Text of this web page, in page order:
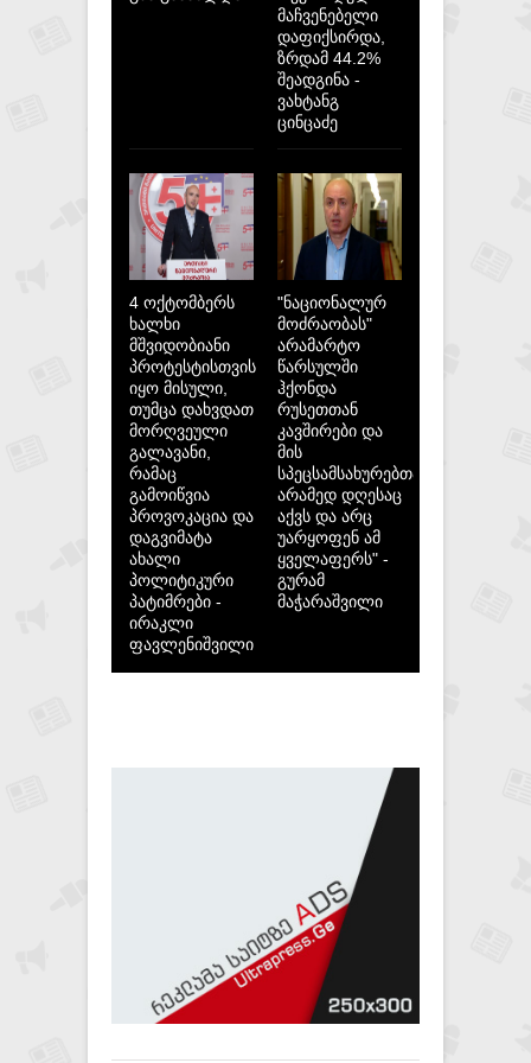
მაჩვენებელი
დაფიქსირდა,
ზრდამ 44.2%
შეადგინა -
ვახტანგ
ცინცაძე
4 ოქტომბერს
ხალხი
მშვიდობიანი
პროტესტისთვის
იყო მისული,
თუმცა დახვდათ
მორღვეული
გალავანი,
რამაც
გამოიწვია
პროვოკაცია და
დაგვიმატა
ახალი
პოლიტიკური
პატიმრები -
ირაკლი
ფავლენიშვილი
"ნაციონალურ
მოძრაობას"
არამარტო
წარსულში
ჰქონდა
რუსეთთან
კავშირები და
მის
სპეცსამსახურებთან,
არამედ დღესაც
აქვს და არც
უარყოფენ ამ
ყველაფერს" -
გურამ
მაჭარაშვილი